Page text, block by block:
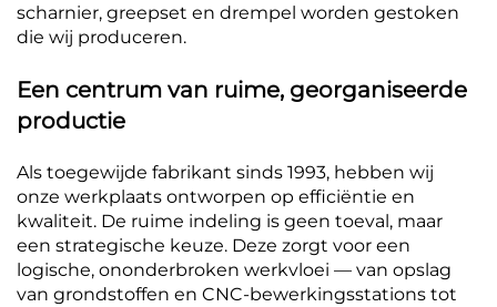
scharnier, greepset en drempel worden gestoken
die wij produceren.
Een centrum van ruime, georganiseerde
productie
Als toegewijde fabrikant sinds 1993, hebben wij
onze werkplaats ontworpen op efficiëntie en
kwaliteit. De ruime indeling is geen toeval, maar
een strategische keuze. Deze zorgt voor een
logische, ononderbroken werkvloei — van opslag
van grondstoffen en CNC-bewerkingsstations tot